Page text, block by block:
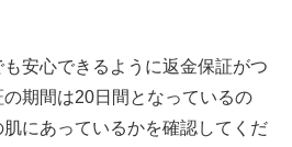
安心できるように返金保証がつ
期間は20日間となっているの
にあっているかを確認してくだ